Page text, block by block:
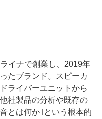
イナで創業し、2019年
たブランド。スピーカ
ライバーユニットから
社製品の分析や既存の
とは何か｣という根本的